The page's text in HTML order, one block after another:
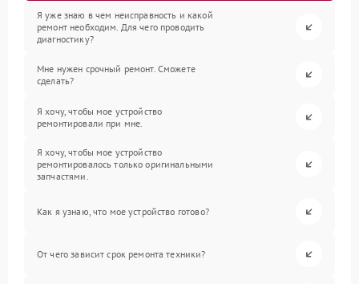
Я уже знаю в чем неисправность и какой
ремонт необходим. Для чего проводить
диагностику?
Мне нужен срочный ремонт. Сможете
сделать?
Я хочу, чтобы мое устройство
ремонтировали при мне.
Я хочу, чтобы мое устройство
ремонтировалось только оригинальными
запчастями.
Как я узнаю, что мое устройство готово?
От чего зависит срок ремонта техники?